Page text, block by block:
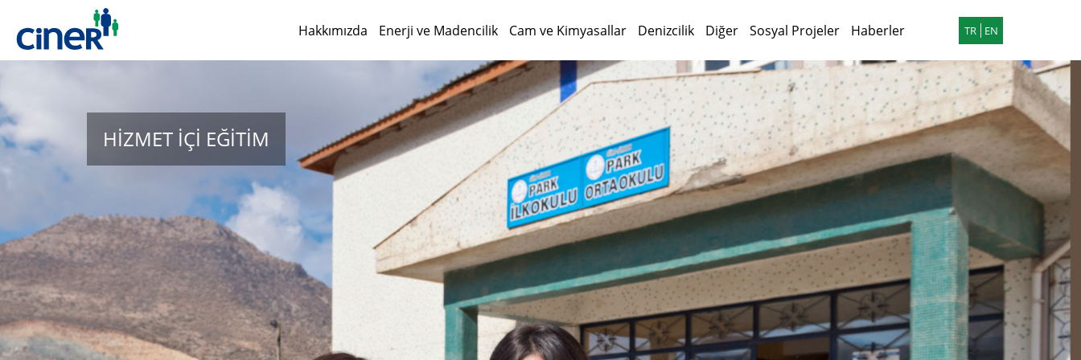
Hakkımızda Enerji ve Madencilik Cam ve Kimyasallar Denizcilik Diğer Sosyal Projeler Haberler TR EN
HİZMET İÇİ EĞİTİM